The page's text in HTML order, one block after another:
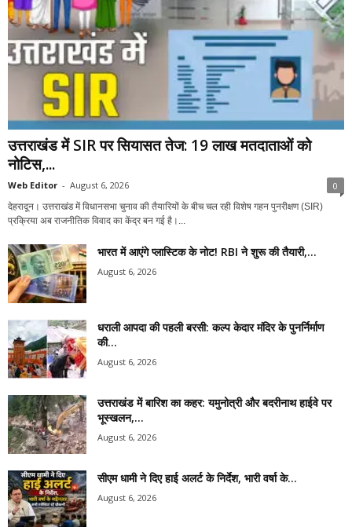
उत्तराखंड में SIR पर सियासत तेज: 19 लाख मतदाताओं को
नोटिस,...
Web Editor - August 6, 2026 0
देहरादून। उत्तराखंड में विधानसभा चुनाव की तैयारियों के बीच चल रही विशेष गहन पुनरीक्षण (SIR)
प्रक्रिया अब राजनीतिक विवाद का केंद्र बन गई है।...
भारत में आएंगे प्लास्टिक के नोट! RBI ने शुरू की तैयारी,...
August 6, 2026
धराली आपदा की पहली बरसी: कल्प केदार मंदिर के पुनर्निर्माण
की...
August 6, 2026
उत्तराखंड में बारिश का कहर: यमुनोत्री और बदरीनाथ हाईवे पर
भूस्खलन,...
August 6, 2026
सीएम धामी ने दिए हाई अलर्ट के निर्देश, भारी वर्षा के...
August 6, 2026